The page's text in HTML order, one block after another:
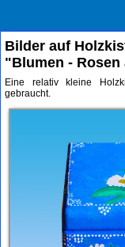
Bilder auf
"Blumen - Rosen
Eine relativ kleine
gebraucht.